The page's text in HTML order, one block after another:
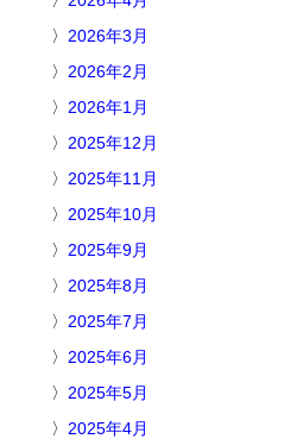
2026年3月
2026年2月
2026年1月
2025年12月
2025年11月
2025年10月
2025年9月
2025年8月
2025年7月
2025年6月
2025年5月
2025年4月